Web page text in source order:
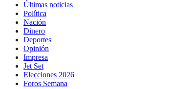
Últimas noticias
Política
Nación
Dinero
Deportes
Opinión
Impresa
Jet Set
Elecciones 2026
Foros Semana